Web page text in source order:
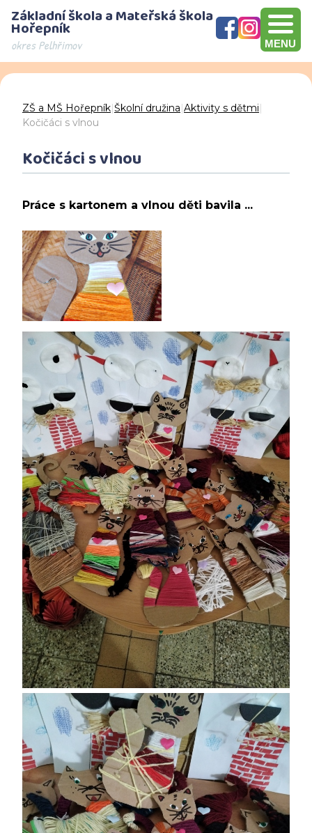
Základní škola a Mateřská škola
Hořepník
okres Pelhřimov MENU
ZŠ a MŠ Hořepník|Školní družina|Aktivity s dětmi|
Kočičáci s vlnou
Kočičáci s vlnou
Práce s kartonem a vlnou děti bavila ...